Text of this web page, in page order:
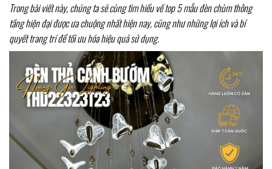
Trong bài viết này, chúng ta sẽ cùng tìm hiểu về top 5 mẫu đèn chùm thông
tầng hiện đại được ưa chuộng nhất hiện nay, cũng như những lợi ích và bí
quyết trang trí để tối ưu hóa hiệu quả sử dụng.